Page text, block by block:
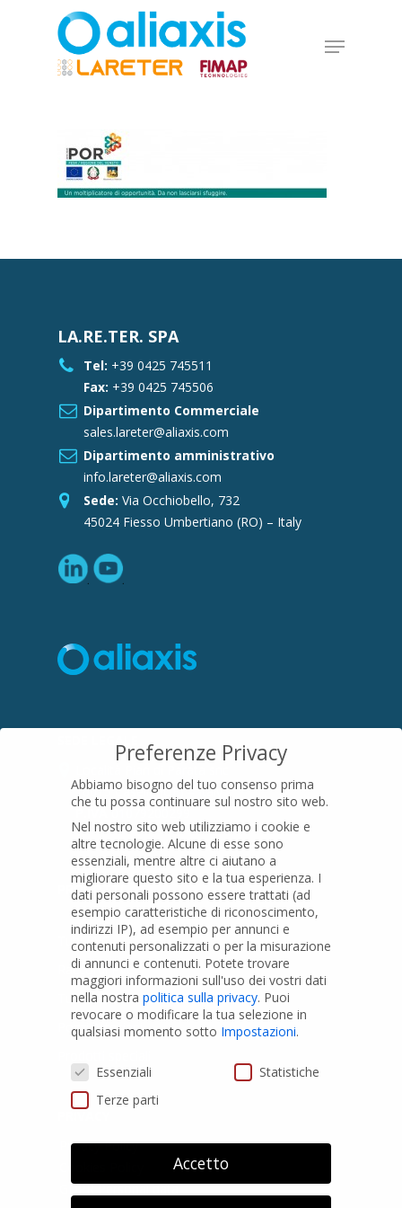
Menu
LA.RE.TER. SPA
Tel: +39 0425 745511
Fax: +39 0425 745506
Dipartimento Commerciale
sales.lareter@aliaxis.com
Dipartimento amministrativo
info.lareter@aliaxis.com
Sede: Via Occhiobello, 732
45024 Fiesso Umbertiano (RO) – Italy
16015 Casella (GE) – Italy
01079200299
PRODOTTI
Tubi PVC
Raccordi PVC
Tubi e Raccordi in PVC-A
Pozzi Artesiani
Privacy Policy
GDPR Personal data
Preferenze Privacy
Abbiamo bisogno del tuo consenso prima
che tu possa continuare sul nostro sito web.
Nel nostro sito web utilizziamo i cookie e
altre tecnologie. Alcune di esse sono
essenziali, mentre altre ci aiutano a
migliorare questo sito e la tua esperienza. I
dati personali possono essere trattati (ad
esempio caratteristiche di riconoscimento,
indirizzi IP), ad esempio per annunci e
contenuti personalizzati o per la misurazione
di annunci e contenuti. Potete trovare
maggiori informazioni sull'uso dei vostri dati
nella nostra politica sulla privacy. Puoi
revocare o modificare la tua selezione in
qualsiasi momento sotto Impostazioni.
Preferenze Privacy
Essenziali
Statistiche
Terze parti
Accetto